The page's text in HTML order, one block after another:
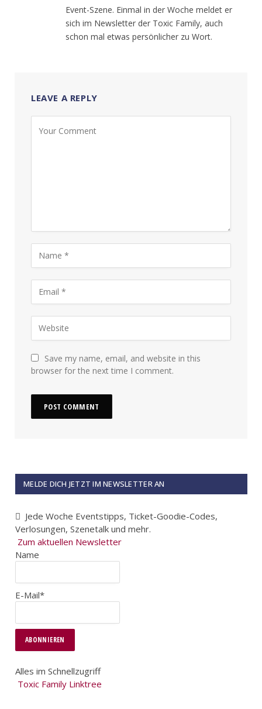
Event-Szene. Einmal in der Woche meldet er
sich im Newsletter der Toxic Family, auch
schon mal etwas persönlicher zu Wort.
LEAVE A REPLY
Save my name, email, and website in this
browser for the next time I comment.
MELDE DICH JETZT IM NEWSLETTER AN
Jede Woche Eventstipps, Ticket-Goodie-Codes,
Verlosungen, Szenetalk und mehr.
Zum aktuellen Newsletter
Name
E-Mail*
Alles im Schnellzugriff
Toxic Family Linktree